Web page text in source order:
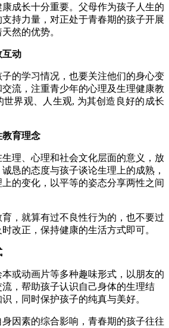
成长十分重要。父母作为孩子人生的
持力量，对正处于青春期的孩子开展
然的优势。
互动
的学习情况，也要关注他们的身心变
流，注重青少年的心理及生理健康教
界观、人生观, 为其创造良好的成长
教育理念
理、心理和社会文化层面的意义，放
恳的态度与孩子谈论生理上的成熟，
的变化，以平等的姿态分享两性之间
，就算有过不良性行为的，也不要过
改正，保持健康的生活方式即可。
或动画片等多种趣味形式，以朋友的
，帮助孩子认识自己身体的生理结
，同时保护孩子的纯真与美好。
因素的综合影响，青春期的孩子往往